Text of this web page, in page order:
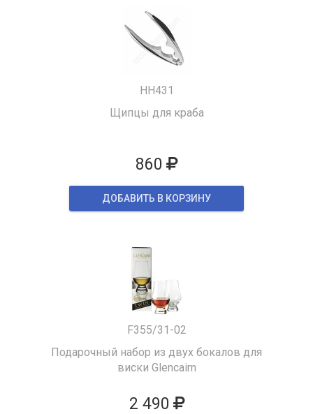
HH431
Щипцы для краба
860
ДОБАВИТЬ В КОРЗИНУ
F355/31-02
Подарочный набор из двух бокалов для
виски Glencairn
2 490